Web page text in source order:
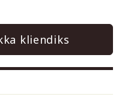
kliendiks